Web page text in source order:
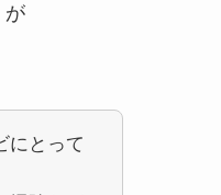
が
にとって